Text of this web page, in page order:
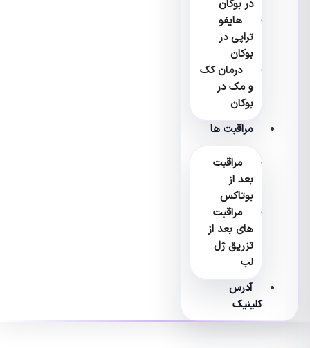
در بوکان
هایفو
تراپی در
بوکان
درمان کک
و مک در
بوکان
مراقبت ها
مراقبت
بعد از
بوتاکس
مراقبت
های بعد از
تزریق ژل
آدرس
کلینیک